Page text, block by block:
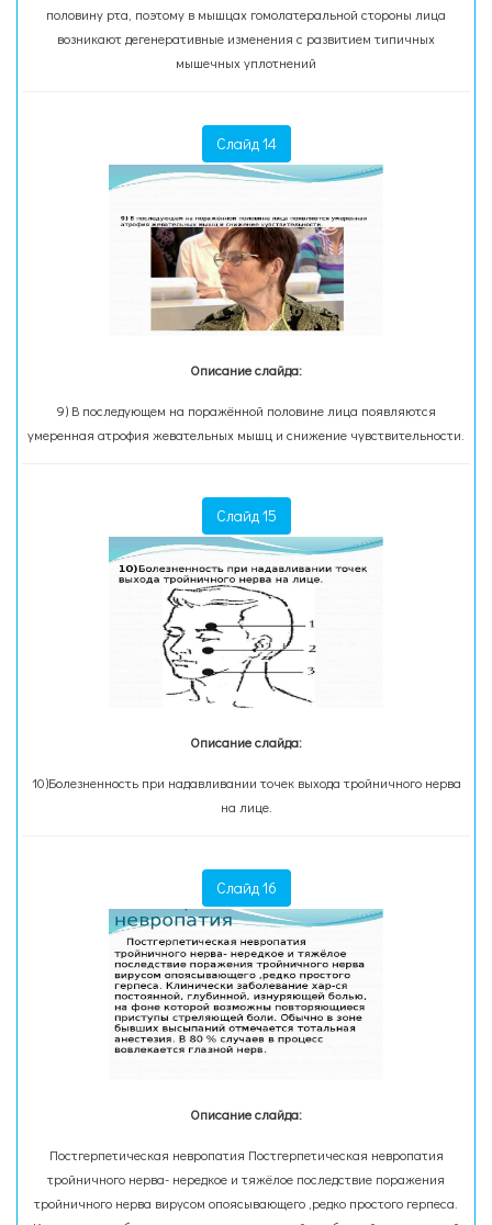
половину рта, поэтому в мышцах гомолатеральной стороны лица
возникают дегенеративные изменения с развитием типичных
мышечных уплотнений
Слайд 14
Описание слайда:
9) В последующем на поражённой половине лица появляются
умеренная атрофия жевательных мышц и снижение чувствительности.
Слайд 15
Описание слайда:
10)Болезненность при надавливании точек выхода тройничного нерва
на лице.
Слайд 16
Описание слайда:
Постгерпетическая невропатия Постгерпетическая невропатия
тройничного нерва- нередкое и тяжёлое последствие поражения
тройничного нерва вирусом опоясывающего ,редко простого герпеса.